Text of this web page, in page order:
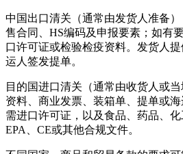
中国出口清关（通常由发货人准备
售合同、HS编码及申报要素；如有
口许可证或检验检疫资料。发货人
运人签发提单。
目的国进口清关（通常由收货人或
资料、商业发票、装箱单、提单或
需进口许可证，以及食品、药品、化
EPA、CE或其他合规文件。